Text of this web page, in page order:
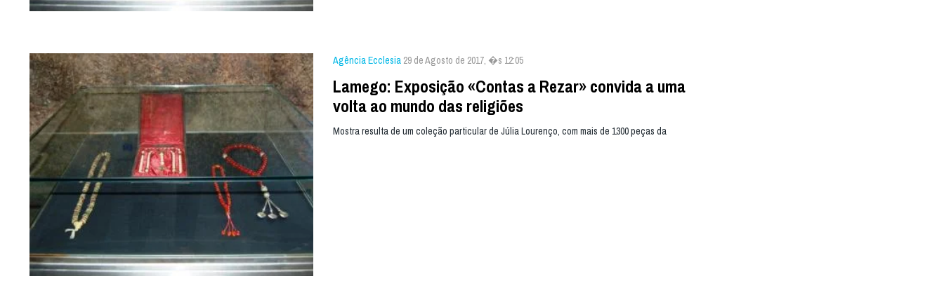
Agência Ecclesia 29 de Agosto de 2017, �s 12:05
Lamego: Exposição «Contas a Rezar» convida a uma
volta ao mundo das religiões
Mostra resulta de um coleção particular de Júlia Lourenço, com mais de 1300 peças da